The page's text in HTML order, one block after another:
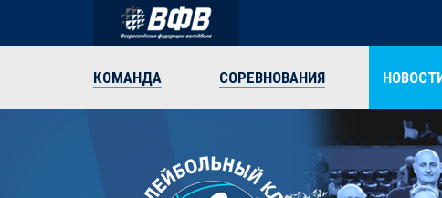
КОМАНДА СОРЕВНОВАНИЯ